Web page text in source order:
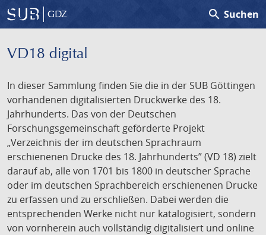
GDZ search Suchen
VD18 digital
In dieser Sammlung finden Sie die in der SUB Göttingen
vorhandenen digitalisierten Druckwerke des 18.
Jahrhunderts. Das von der Deutschen
Forschungsgemeinschaft geförderte Projekt
„Verzeichnis der im deutschen Sprachraum
erschienenen Drucke des 18. Jahrhunderts” (VD 18) zielt
darauf ab, alle von 1701 bis 1800 in deutscher Sprache
oder im deutschen Sprachbereich erschienenen Drucke
zu erfassen und zu erschließen. Dabei werden die
entsprechenden Werke nicht nur katalogisiert, sondern
von vornherein auch vollständig digitalisiert und online